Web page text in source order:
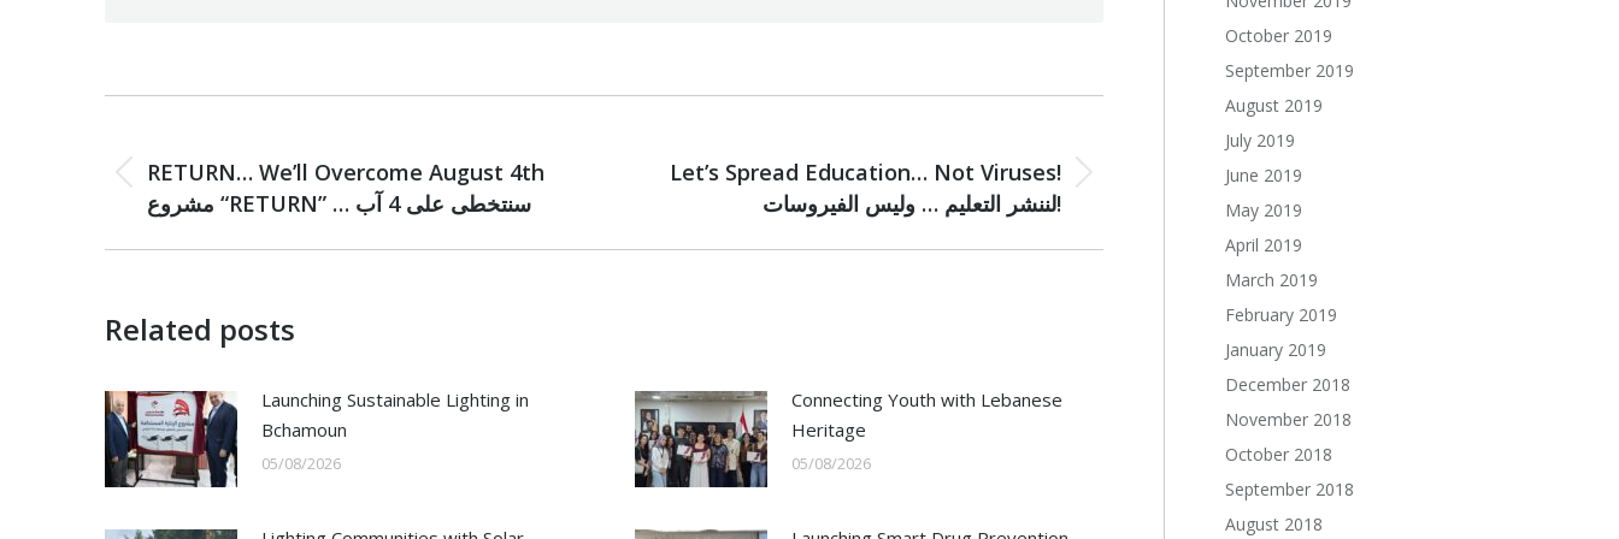
navigation
Previous
post:
RETURN… We’ll Overcome August 4th
مشروع “RETURN” … سنتخطى على 4 آب
NextLet’s Spread Education… Not Viruses!
لننشر التعليم … وليس الفيروسات!
Related posts
Launching Sustainable Lighting in
Bchamoun
05/08/2026
Connecting Youth with Lebanese
Heritage
05/08/2026
October 2019
September 2019
August 2019
July 2019
June 2019
May 2019
April 2019
March 2019
February 2019
January 2019
December 2018
November 2018
October 2018
September 2018
August 2018